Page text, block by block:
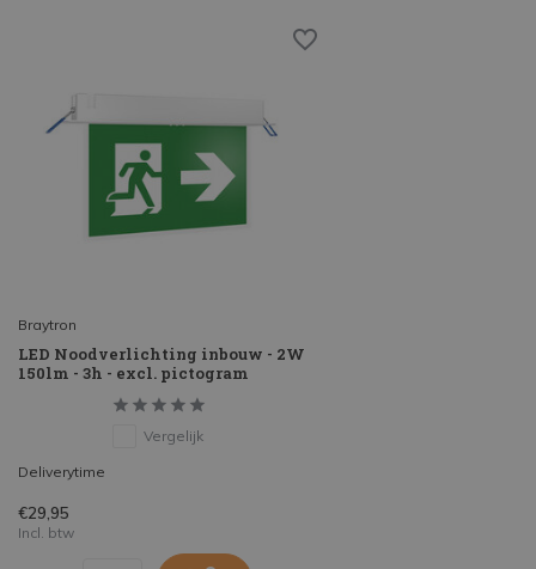
Braytron
LED Noodverlichting inbouw - 2W
150lm - 3h - excl. pictogram
Vergelijk
Deliverytime
€29,95
Incl. btw